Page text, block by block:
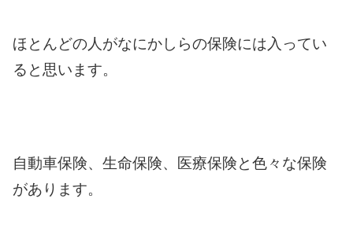
ほとんどの人がなにかしらの保険には入ってい
ると思います。
自動車保険、生命保険、医療保険と色々な保険
があります。